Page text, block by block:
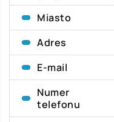
Miasto
Adres
E-mail
Numer
telefonu